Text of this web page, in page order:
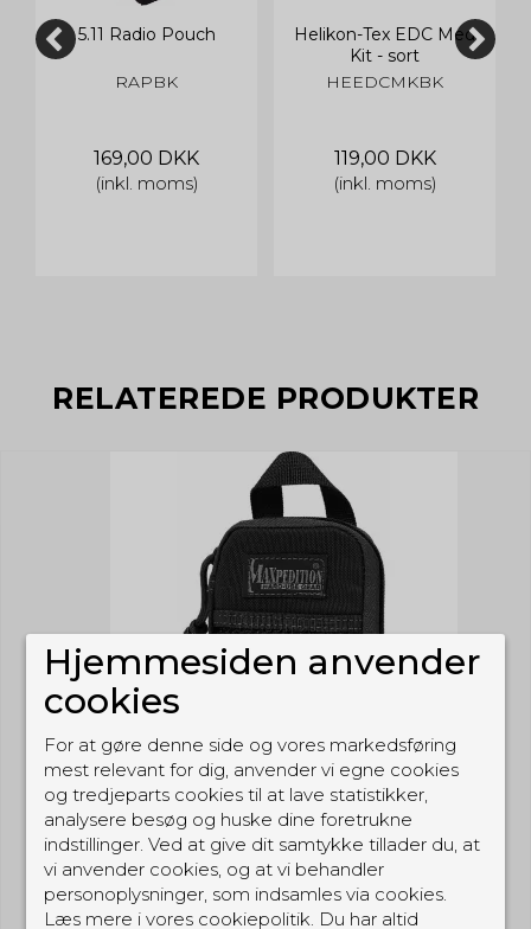
5.11 Radio Pouch
RAPBK
169,00 DKK
(inkl. moms)
Helikon-Tex EDC Med
Kit - sort
HEEDCMKBK
119,00 DKK
(inkl. moms)
RELATEREDE PRODUKTER
Hjemmesiden anvender
cookies
For at gøre denne side og vores markedsføring
mest relevant for dig, anvender vi egne cookies
og tredjeparts cookies til at lave statistikker,
analysere besøg og huske dine foretrukne
indstillinger. Ved at give dit samtykke tillader du, at
vi anvender cookies, og at vi behandler
personoplysninger, som indsamles via cookies.
Læs mere i vores cookiepolitik. Du har altid